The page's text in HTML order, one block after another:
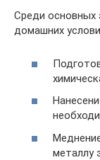
Среди основных
домашних
металлу